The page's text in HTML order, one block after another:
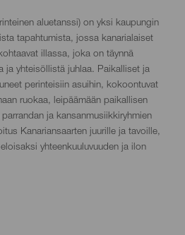
aluetanssi) on yksi kaupungin
tapahtumista, jossa kanarialaiset
illassa, joka on täynnä
ja yhteisöllistä juhlaa. Paikalliset ja
perinteisiin asuihin, kokoontuvat
ruokaa, leipäämään paikallisen
ja kansanmusiikkiryhmien
Kanariansaarten juurille ja tavoille,
yhteenkuuluvuuden ja ilon